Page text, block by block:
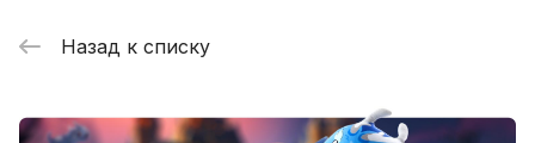
Назад к списку